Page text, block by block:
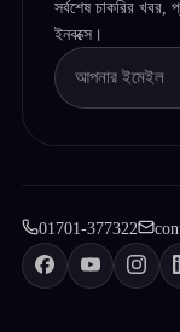
সর্বশেষ চাকরির
ইনবক্সে।
01701-377322